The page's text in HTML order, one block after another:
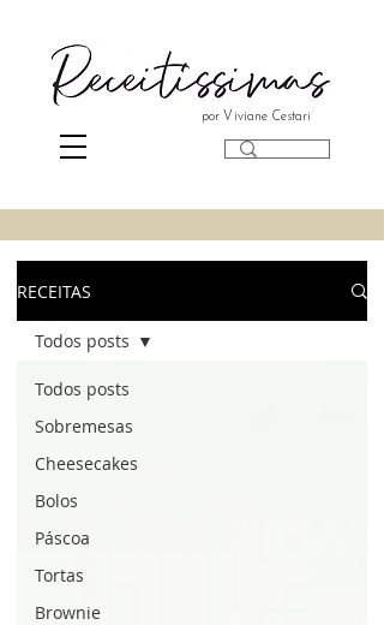
por Viviane Cestari
RECEITAS
Todos posts
Sobremesas
Cheesecakes
Bolos
Páscoa
Tortas
Brownie
Todos posts